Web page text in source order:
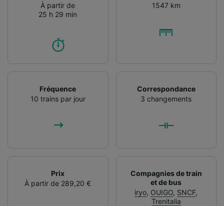
À partir de
25 h 29 min
1547 km
Fréquence
10 trains par jour
Correspondance
3 changements
Prix
À partir de 289,20 €
Compagnies de train
et de bus
iryo, OUIGO, SNCF,
Trenitalia